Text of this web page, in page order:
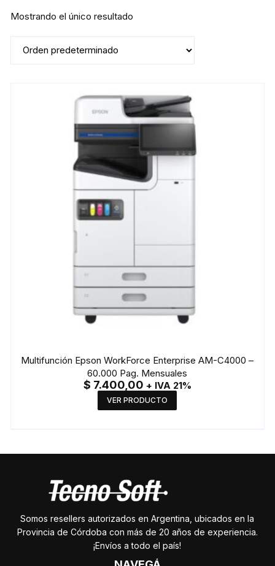
Mostrando el único resultado
Multifunción Epson WorkForce Enterprise AM-C4000 –
60.000 Pag. Mensuales
$ 7.400,00 + IVA 21%
VER PRODUCTO
Somos resellers autorizados en Argentina, ubicados en la
Provincia de Córdoba con más de 20 años de experiencia.
¡Envíos a todo el país!